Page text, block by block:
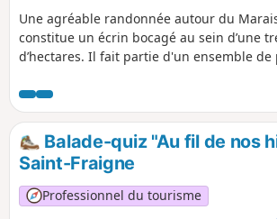
Une agréable randonnée autour du
constitue un écrin bocagé au sein d’une
d’hectares. Il fait partie d'un ensemble de
plusieurs espèces de landes et de prairies
que zone humide il joue un rôle
de la biodiversité. Des fontaines-lavoirs
émaillent ce parcours ainsi que la
Pers et ses tombeaux mérovingiens.
Balade-quiz "Au fil de nos
Saint-Fraigne
Professionnel du tourisme